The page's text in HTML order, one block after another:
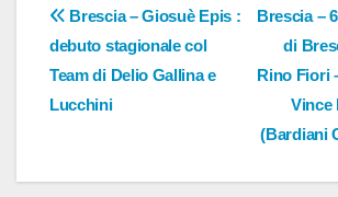
Navigazione
articoli
Brescia –
di
Rino Fiori
Vince
(Bardiani
Brescia – Giosuè Epis :
debuto stagionale col
Team di Delio Gallina e
Lucchini